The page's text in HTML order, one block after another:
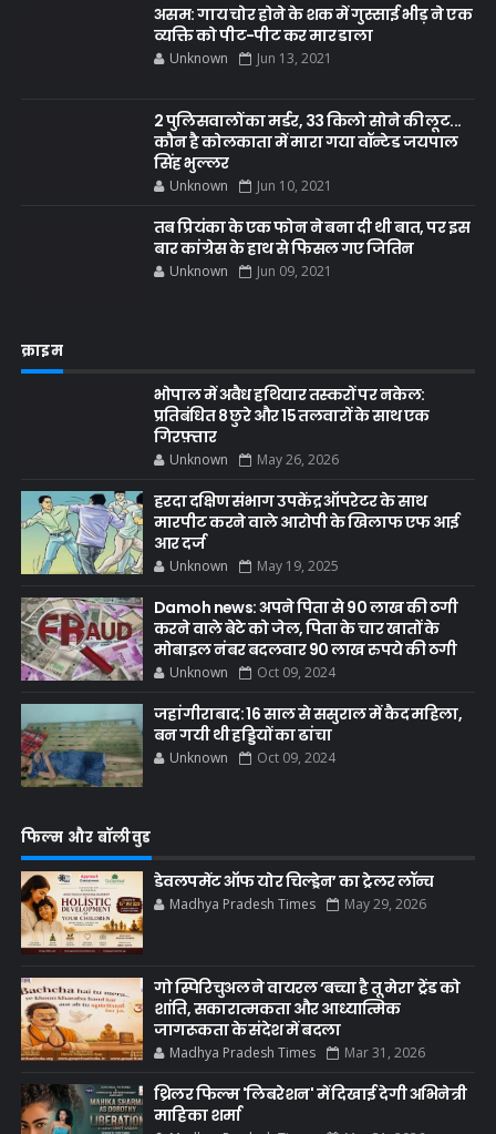
असम: गाय चोर होने के शक में गुस्साई भीड़ ने एक
व्यक्ति को पीट-पीट कर मार डाला
Unknown Jun 13, 2021
2 पुलिसवालों का मर्डर, 33 किलो सोने की लूट...
कौन है कोलकाता में मारा गया वॉन्टेड जयपाल
सिंह भुल्लर
Unknown Jun 10, 2021
तब प्रियंका के एक फोन ने बना दी थी बात, पर इस
बार कांग्रेस के हाथ से फिसल गए जितिन
Unknown Jun 09, 2021
क्राइम
भोपाल में अवैध हथियार तस्करों पर नकेल:
प्रतिबंधित 8 छुरे और 15 तलवारों के साथ एक
गिरफ़्तार
Unknown May 26, 2026
हरदा दक्षिण संभाग उपकेंद्र ऑपरेटर के साथ
मारपीट करने वाले आरोपी के खिलाफ एफ आई
आर दर्ज
Unknown May 19, 2025
Damoh news: अपने पिता से 90 लाख की ठगी
करने वाले बेटे को जेल, पिता के चार खातों के
मोबाइल नंबर बदलवार 90 लाख रुपये की ठगी
Unknown Oct 09, 2024
जहांगीराबाद: 16 साल से ससुराल में कैद महिला,
बन गयी थी हड्डियों का ढांचा
Unknown Oct 09, 2024
फिल्म और बॉलीवुड
डेवलपमेंट ऑफ योर चिल्ड्रेन’ का ट्रेलर लॉन्च
Madhya Pradesh Times May 29, 2026
गो स्पिरिचुअल ने वायरल ‘बच्चा है तू मेरा’ ट्रेंड को
शांति, सकारात्मकता और आध्यात्मिक
जागरूकता के संदेश में बदला
Madhya Pradesh Times Mar 31, 2026
थ्रिलर फिल्म 'लिबरेशन' में दिखाई देगी अभिनेत्री
माहिका शर्मा